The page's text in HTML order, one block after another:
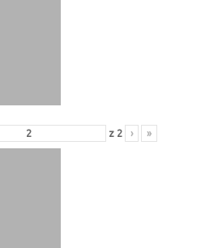
z 2 › »